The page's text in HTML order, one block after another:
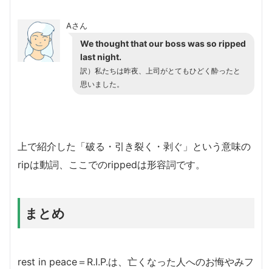
Aさん
We thought that our boss was so ripped
last night.
訳）私たちは昨夜、上司がとてもひどく酔ったと
思いました。
上で紹介した「破る・引き裂く・剥ぐ」という意味の
ripは動詞、ここでのrippedは形容詞です。
まとめ
rest in peace＝R.I.P.は、亡くなった人へのお悔やみフ